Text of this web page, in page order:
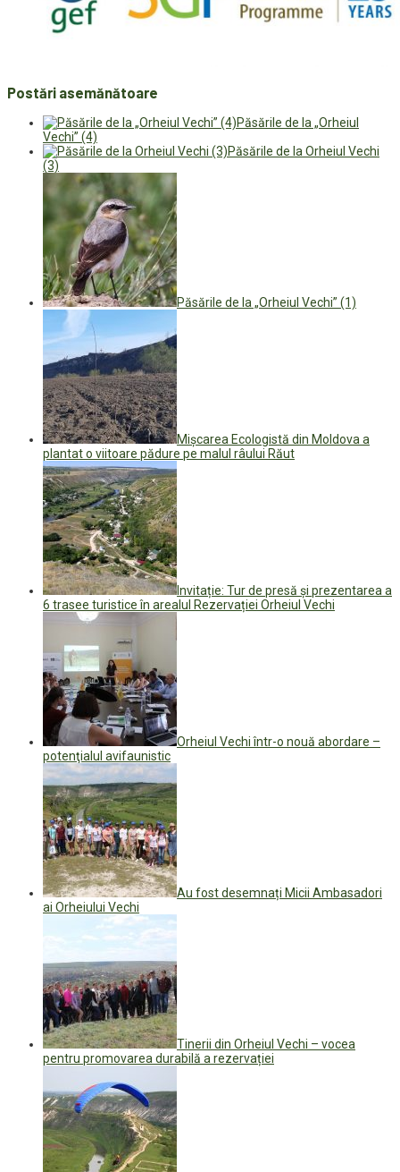
Postări asemănătoare
Păsările de la „Orheiul
Vechi” (4)
Păsările de la Orheiul Vechi
(3)
Păsările de la „Orheiul Vechi” (1)
Mișcarea Ecologistă din Moldova a
plantat o viitoare pădure pe malul râului Răut
Invitație: Tur de presă și prezentarea a
6 trasee turistice în arealul Rezervației Orheiul Vechi
Orheiul Vechi într-o nouă abordare –
potenţialul avifaunistic
Au fost desemnați Micii Ambasadori
ai Orheiului Vechi
Tinerii din Orheiul Vechi – vocea
pentru promovarea durabilă a rezervației